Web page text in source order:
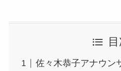
佐々木恭子アナウン